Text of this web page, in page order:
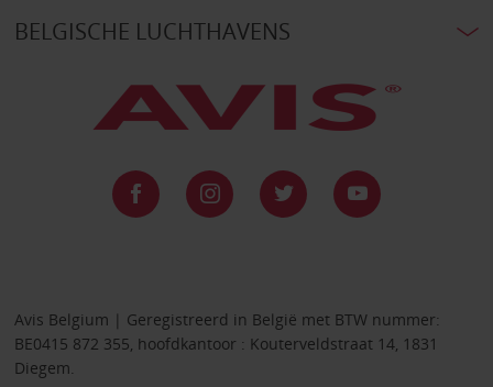
BELGISCHE LUCHTHAVENS
Avis Belgium | Geregistreerd in België met BTW nummer:
BE0415 872 355, hoofdkantoor : Kouterveldstraat 14, 1831
Diegem.